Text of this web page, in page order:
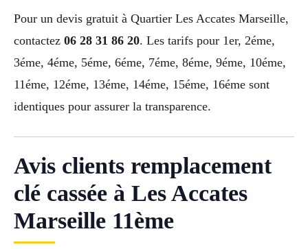
Pour un devis gratuit à Quartier Les Accates Marseille,
contactez 06 28 31 86 20. Les tarifs pour 1er, 2éme,
3éme, 4éme, 5éme, 6éme, 7éme, 8éme, 9éme, 10éme,
11éme, 12éme, 13éme, 14éme, 15éme, 16éme sont
identiques pour assurer la transparence.
Avis clients remplacement
clé cassée à Les Accates
Marseille 11ème